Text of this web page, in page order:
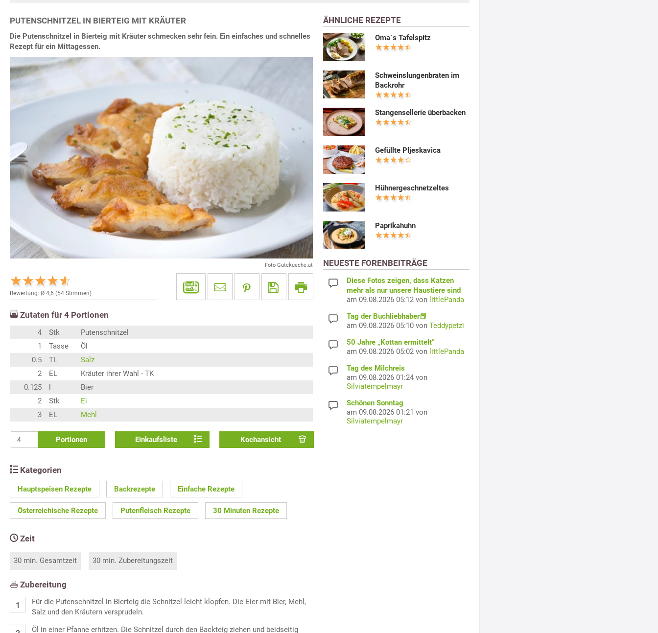
PUTENSCHNITZEL IN BIERTEIG MIT KRÄUTER
Die Putenschnitzel in Bierteig mit Kräuter schmecken sehr fein. Ein einfaches und schnelles
Rezept für ein Mittagessen.
Foto Gutekueche.at
Bewertung: Ø 4,6 (54 Stimmen)
Zutaten für 4 Portionen
4 Stk
Putenschnitzel
1
Tasse
Öl
0.5
TL
Salz
2
EL
Kräuter ihrer Wahl - TK
0.125
Bier
2
Stk
Ei
3
EL Mehl
Portionen Einkaufsliste Kochansicht
Kategorien
Hauptspeisen Rezepte Backrezepte Einfache Rezepte
Österreichische Rezepte Putenfleisch Rezepte 30 Minuten Rezepte
Zeit
30 min. Gesamtzeit 30 min. Zubereitungszeit
Zubereitung
Für die Putenschnitzel in Bierteig die Schnitzel leicht klopfen. Die Eier mit Bier, Mehl,
Salz und den Kräutern versprudeln.
Öl in einer Pfanne erhitzen. Die Schnitzel durch den Backteig ziehen und beidseitig
ÄHNLICHE REZEPTE
Oma´s Tafelspitz
Schweinslungenbraten im
Backrohr
Stangensellerie überbacken
Gefüllte Pljeskavica
Hühnergeschnetzeltes
Paprikahuhn
NEUESTE FORENBEITRÄGE
Diese Fotos zeigen, dass Katzen
mehr als nur unsere Haustiere sind
am 09.08.2026 05:12 von littlePanda
Tag der Buchliebhaber📕
am 09.08.2026 05:10 von Teddypetzi
50 Jahre „Kottan ermittelt“
am 09.08.2026 05:02 von littlePanda
Tag des Milchreis
am 09.08.2026 01:24 von
Silviatempelmayr
Schönen Sonntag
am 09.08.2026 01:21 von
Silviatempelmayr